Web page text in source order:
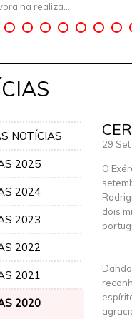
na realiza...
NOTÍCIAS
2025
2024
2023
2022
2021
2020
29
O
dois